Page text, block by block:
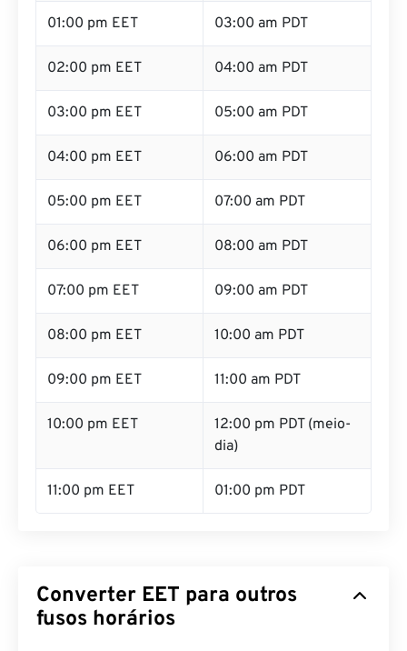
01:00 pm EET 03:00 am PDT
02:00 pm EET 04:00 am PDT
03:00 pm EET 05:00 am PDT
04:00 pm EET 06:00 am PDT
05:00 pm EET 07:00 am PDT
06:00 pm EET 08:00 am PDT
07:00 pm EET 09:00 am PDT
08:00 pm EET 10:00 am PDT
09:00 pm EET 11:00 am PDT
10:00 pm EET
12:00 pm PDT (meio-
dia)
11:00 pm EET 01:00 pm PDT
Converter EET para outros
fusos horários